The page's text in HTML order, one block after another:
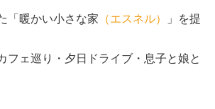
「暖かい小さな家 （エスネル）
」を提
フェ巡り・夕日ドライブ・息子と娘と